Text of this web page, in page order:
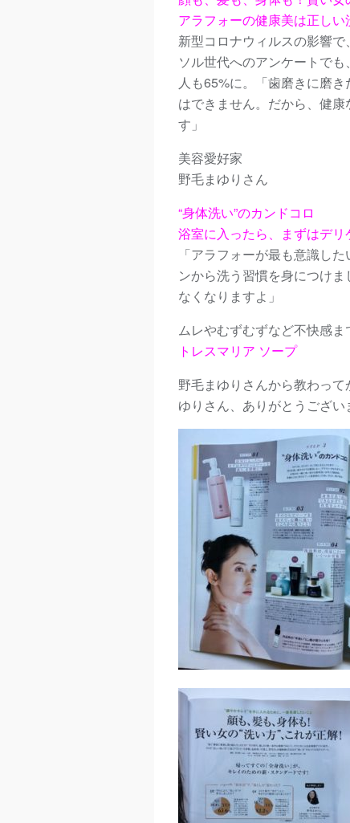
アラフォーの健康美は正しい
新型コロナウィルスの影響
ソル世代へのアンケートで
人も65%に。「歯磨きに磨
はできません。だから、健
す」
美容愛好家
野毛まゆりさん
“身体洗い”のカンドコロ
浴室に入ったら、まずはデリ
「アラフォーが最も意識し
ンから洗う習慣を身につけ
なくなりますよ」
ムレやむずむずなど不快感ま
トレスマリア ソープ
野毛まゆりさんから教わっ
ゆりさん、ありがとうござい